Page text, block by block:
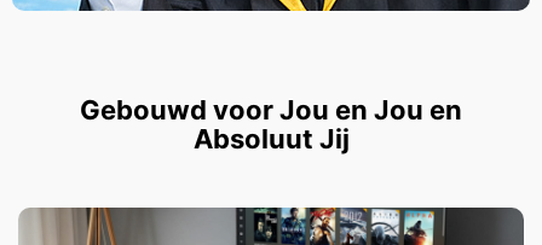
Gebouwd voor Jou en Jou en
Absoluut Jij